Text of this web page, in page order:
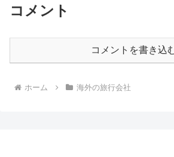
コメント
コメントを書き込
ホーム 海外の旅行会社